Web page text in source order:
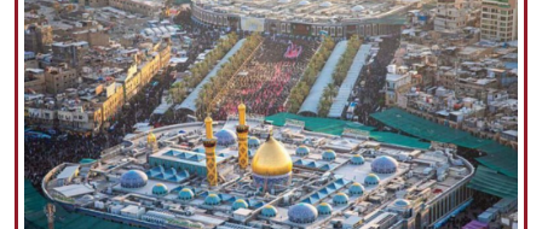
الثقافة والمجتمع
اقتصاد
سياسة
الوسائط المتعددة
|فارسي|
English
|العربيه |
|עברית|
русский|中文
|